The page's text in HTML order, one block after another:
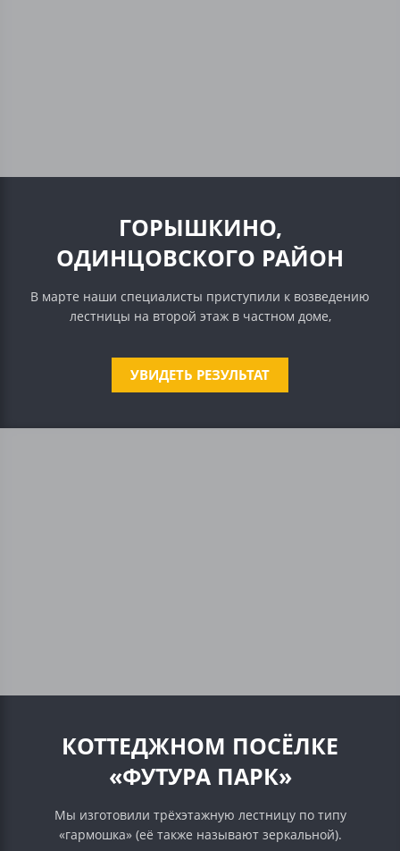
ГОРЫШКИНО,
ОДИНЦОВСКОГО РАЙОН
В марте наши специалисты приступили к возведению
лестницы на второй этаж в частном доме,
УВИДЕТЬ РЕЗУЛЬТАТ
КОТТЕДЖНОМ ПОСЁЛКЕ
«ФУТУРА ПАРК»
Мы изготовили трёхэтажную лестницу по типу
«гармошка» (её также называют зеркальной).